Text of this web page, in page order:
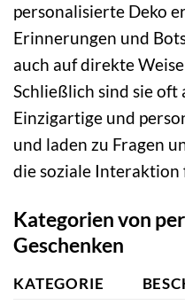
personalisierte Deko
Erinnerungen und
auch auf direkte
Schließlich sind sie oft
Einzigartige und
und laden zu Fragen
die soziale Interaktion
Kategorien von
Geschenken
KATEGORIE